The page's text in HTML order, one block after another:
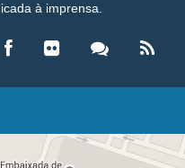
à imprensa.